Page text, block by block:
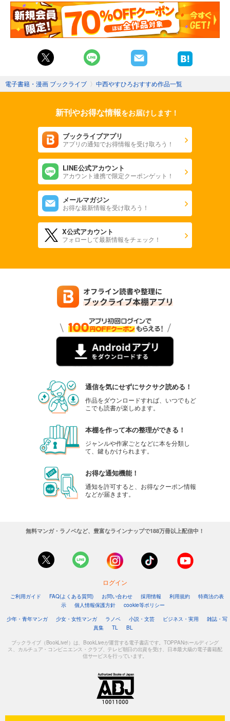
電子書籍・漫画 ブックライブ 〉 中西やすひろおすすめ作品一覧
新刊やお得な情報をお届けします！
ブックライブアプリ
アプリの通知でお得情報を受け取ろう！
LINE公式アカウント
アカウント連携で限定クーポンゲット！
メールマガジン
お得な最新情報を受け取ろう！
X公式アカウント
フォローして最新情報をチェック！
通信を気にせずにサクサク読める！
作品をダウンロードすれば、いつでもど
こでも読書が楽しめます。
本棚を作って本の整理ができる！
ジャンルや作家ごとなどに本を分類し
て、鍵もかけられます。
お得な通知機能！
通知を許可すると、お得なクーポン情報
などが届きます。
無料マンガ・ラノベなど、豊富なラインナップで188万冊以上配信中！
ログイン
ご利用ガイド FAQ(よくある質問) お問い合わせ 採用情報 利用規約
特商法の表
示
個人情報保護方針
cookie等ポリシー
少年・青年マンガ
少女・女性マンガ ラノベ 小説・文芸 ビジネス・実用
雑誌・写
真集
TL BL
ブックライブ（BookLive!）は、BookLiveが運営する電子書店です。TOPPANホールディング
ス、カルチュア・コンビニエンス・クラブ、テレビ朝日の出資を受け、日本最大級の電子書籍配
信サービスを行っています。